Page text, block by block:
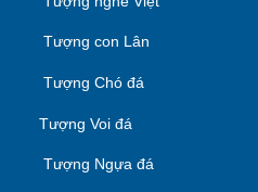
Tượng con Lân
Tượng Chó đá
Tượng Voi đá
Tượng Ngựa đá